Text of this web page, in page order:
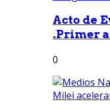
Acto de
.Primer
0